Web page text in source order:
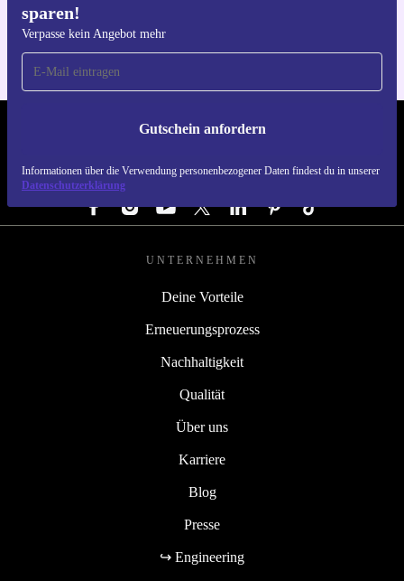
sparen!
Verpasse kein Angebot mehr
Gutschein anfordern
Informationen über die Verwendung personenbezogener Daten findest du in unserer
Datenschutzerklärung
REFURBED DEUTSCHLAND - RETHINK NEW.
FOLGE UNS
UNTERNEHMEN
Deine Vorteile
Erneuerungsprozess
Nachhaltigkeit
Qualität
Über uns
Karriere
Blog
Presse
↪ Engineering